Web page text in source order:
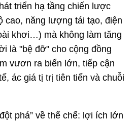
triển hạ tầng chiến lược
cao, năng lượng tái tạo, điện
khơi…) mà không làm tăng
là "bệ đỡ" cho cộng đồng
vươn ra biển lớn, tiếp cận
ác giá tị trị tiên tiến và chuỗi
phá” về thể chế: lợi ích lớn